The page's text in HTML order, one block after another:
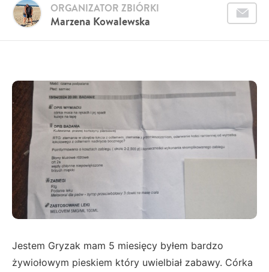
Marzena Kowalewska
ORGANIZATOR ZBIÓRKI
Jestem Gryzak mam 5 miesięcy byłem bardzo
żywiołowym pieskiem który uwielbiał zabawy. Córka